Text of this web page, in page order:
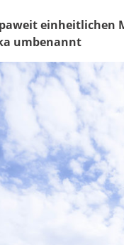
umbenannt